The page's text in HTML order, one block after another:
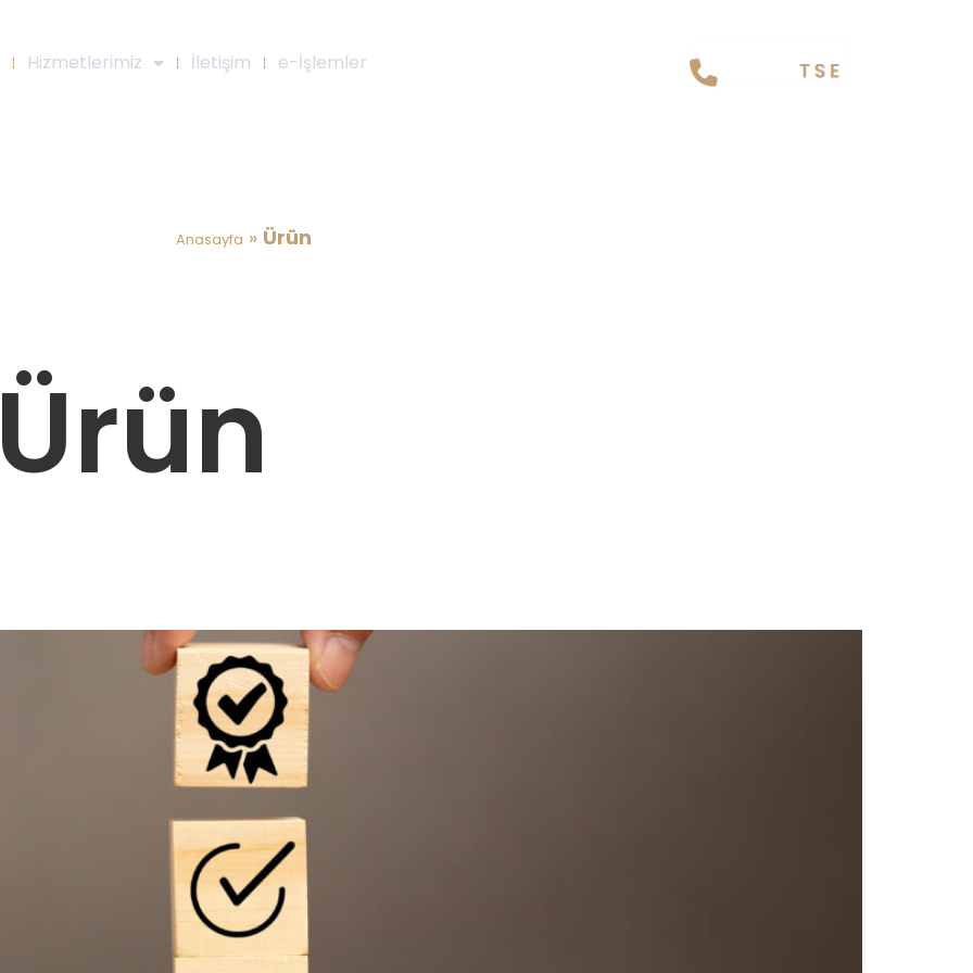
Hizmetlerimiz İletişim e-İşlemler
Anasayfa » Ürün